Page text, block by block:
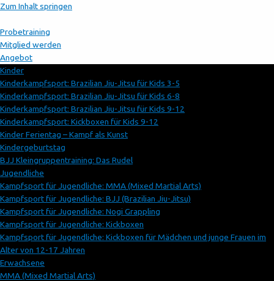
Zum Inhalt springen
Probetraining
Mitglied werden
Angebot
Kinder
Kinderkampfsport: Brazilian Jiu-Jitsu für Kids 3-5
Kinderkampfsport: Brazilian Jiu-Jitsu für Kids 6-8
Kinderkampfsport: Brazilian Jiu-Jitsu für Kids 9-12
Kinderkampfsport: Kickboxen für Kids 9-12
Kinder Ferientag – Kampf als Kunst
Kindergeburtstag
BJJ Kleingruppentraining: Das Rudel
Jugendliche
Kampfsport für Jugendliche: MMA (Mixed Martial Arts)
Kampfsport für Jugendliche: BJJ (Brazilian Jiu-Jitsu)
Kampfsport für Jugendliche: Nogi Grappling
Kampfsport für Jugendliche: Kickboxen
Kampfsport für Jugendliche: Kickboxen für Mädchen und junge Frauen im
Alter von 12-17 Jahren
Erwachsene
MMA (Mixed Martial Arts)